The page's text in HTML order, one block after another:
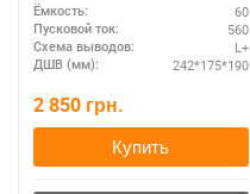
Ёмкость: 60
Пусковой ток: 560
Схема выводов: L+
ДШВ (мм): 242*175*190
2 850 грн.
Купить